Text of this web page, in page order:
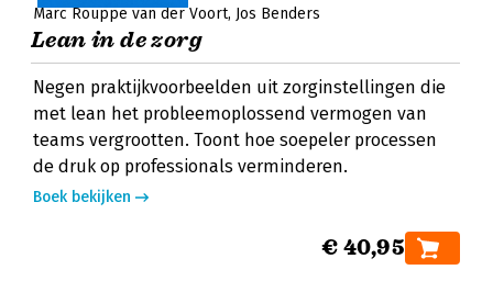
Marc Rouppe van der Voort Jos Benders
Lean in de zorg
Negen praktijkvoorbeelden uit zorginstellingen die
met lean het probleemoplossend vermogen van
teams vergrootten. Toont hoe soepeler processen
de druk op professionals verminderen.
Boek bekijken
€ 40,95